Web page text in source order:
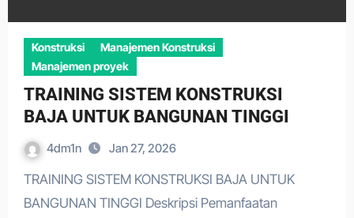
Konstruksi
Manajemen Konstruksi
Manajemen proyek
TRAINING SISTEM KONSTRUKSI
BAJA UNTUK BANGUNAN TINGGI
4dm1n Jan 27, 2026
TRAINING SISTEM KONSTRUKSI BAJA UNTUK
BANGUNAN TINGGI Deskripsi Pemanfaatan